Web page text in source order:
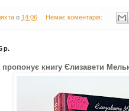
о 14:06 Немає коментарів:
р.
пропонує книгу Єлизавети